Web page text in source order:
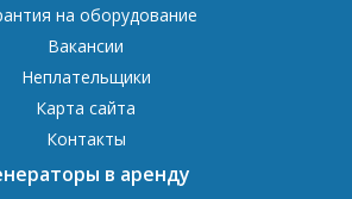
на оборудование
Вакансии
Неплательщики
Карта сайта
Контакты
в аренду